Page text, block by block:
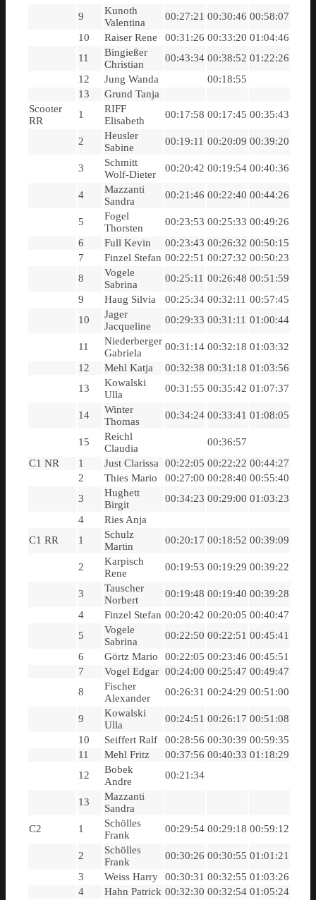
9
Kunoth
Valentina
00:27:21 00:30:46 00:58:07
10
Raiser Rene 00:31:26 00:33:20 01:04:46
11
Bingießer
Christian
00:43:34 00:38:52 01:22:26
12
Jung Wanda
00:18:55
13
Grund Tanja
Scooter
RR
1
RIFF
Elisabeth
00:17:58 00:17:45 00:35:43
2
Heusler
Sabine
00:19:11 00:20:09 00:39:20
3
Schmitt
Wolf-Dieter
00:20:42 00:19:54 00:40:36
4
Mazzanti
Sandra
00:21:46 00:22:40 00:44:26
5
Fogel
Thorsten
00:23:53 00:25:33 00:49:26
6
Full Kevin 00:23:43 00:26:32 00:50:15
7
Finzel Stefan 00:22:51 00:27:32 00:50:23
8
Vogele
Sabrina
00:25:11 00:26:48 00:51:59
9
Haug Silvia 00:25:34 00:32:11 00:57:45
10
Jager
Jacqueline
00:29:33 00:31:11 01:00:44
11
Niederberger
Gabriela
00:31:14 00:32:18 01:03:32
12
Mehl Katja 00:32:38 00:31:18 01:03:56
13
Kowalski
Ulla
00:31:55 00:35:42 01:07:37
14
Winter
Thomas
00:34:24 00:33:41 01:08:05
15
Reichl
Claudia
00:36:57
C1 NR
1 Just Clarissa 00:22:05 00:22:22 00:44:27
2
Thies Mario 00:27:00 00:28:40 00:55:40
3
Hughett
Birgit
00:34:23 00:29:00 01:03:23
4
Ries Anja
C1 RR
1
Schulz
Martin
00:20:17 00:18:52 00:39:09
2
Karpisch
Rene
00:19:53 00:19:29 00:39:22
3
Tauscher
Norbert
00:19:48 00:19:40 00:39:28
4
Finzel Stefan 00:20:42 00:20:05 00:40:47
5
Vogele
Sabrina
00:22:50 00:22:51 00:45:41
6
Görtz Mario 00:22:05 00:23:46 00:45:51
7
Vogel Edgar 00:24:00 00:25:47 00:49:47
8
Fischer
Alexander
00:26:31 00:24:29 00:51:00
9
Kowalski
Ulla
00:24:51 00:26:17 00:51:08
10
Seiffert Ralf 00:28:56 00:30:39 00:59:35
11
Mehl Fritz 00:37:56 00:40:33 01:18:29
12
Bobek
Andre
00:21:34
13
Mazzanti
Sandra
C2
1
Schölles
Frank
00:29:54 00:29:18 00:59:12
2
Schölles
Frank
00:30:26 00:30:55 01:01:21
3
Weiss Harry 00:30:31 00:32:55 01:03:26
4
Hahn Patrick 00:32:30 00:32:54 01:05:24